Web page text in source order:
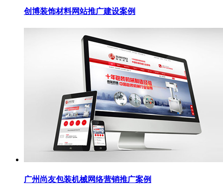
创博装饰材料网站推广建设案例
广州尚友包装机械网络营销推广案例